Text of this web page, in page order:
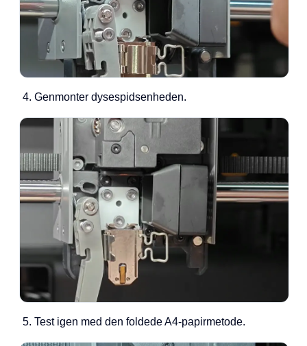
Genmonter dysespidsenheden.
Test igen med den foldede A4-papirmetode.